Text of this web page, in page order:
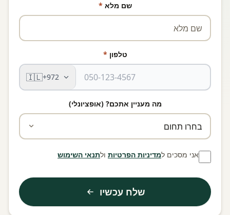
שם מלא *
טלפון *
🇮🇱+972
מה מעניין אתכם? (אופציונלי)
אני מסכים למדיניות הפרטיות ולתנאי השימוש
שלח עכשיו